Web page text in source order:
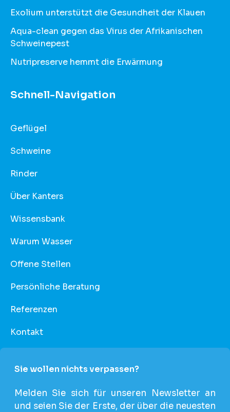
Exolium unterstützt die Gesundheit der Klauen
Aqua-clean gegen das Virus der Afrikanischen
Schweinepest
Nutripreserve hemmt die Erwärmung
Schnell-Navigation
Geflügel
Schweine
Rinder
Über Kanters
Wissensbank
Warum Wasser
Offene Stellen
Persönliche Beratung
Referenzen
Kontakt
Sie wollen nichts verpassen?
Melden Sie sich für unseren Newsletter an
und seien Sie der Erste, der über die neuesten